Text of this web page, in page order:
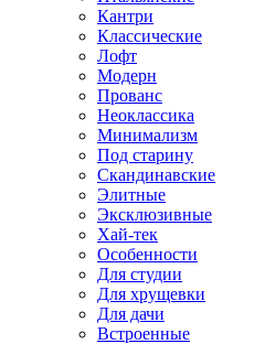
Кантри
Классические
Лофт
Модерн
Прованс
Неоклассика
Минимализм
Под старину
Скандинавские
Элитные
Эксклюзивные
Хай-тек
Особенности
Для студии
Для хрущевки
Для дачи
Встроенные